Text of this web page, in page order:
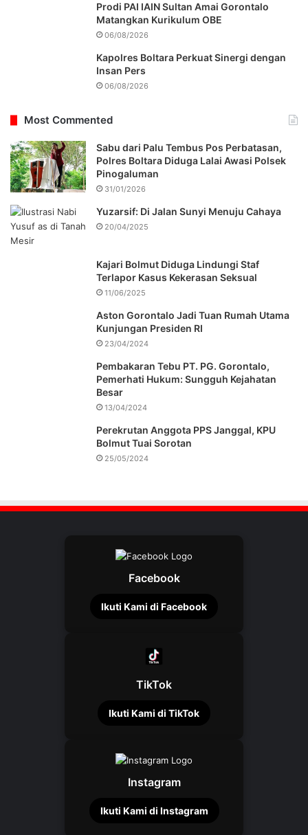
Prodi PAI IAIN Sultan Amai Gorontalo
Matangkan Kurikulum OBE
06/08/2026
Kapolres Boltara Perkuat Sinergi dengan
Insan Pers
06/08/2026
Most Commented
Sabu dari Palu Tembus Pos Perbatasan,
Polres Boltara Diduga Lalai Awasi Polsek
Pinogaluman
31/01/2026
Yuzarsif: Di Jalan Sunyi Menuju Cahaya
20/04/2025
Kajari Bolmut Diduga Lindungi Staf
Terlapor Kasus Kekerasan Seksual
11/06/2025
Aston Gorontalo Jadi Tuan Rumah Utama
Kunjungan Presiden RI
23/04/2024
Pembakaran Tebu PT. PG. Gorontalo,
Pemerhati Hukum: Sungguh Kejahatan
Besar
13/04/2024
Perekrutan Anggota PPS Janggal, KPU
Bolmut Tuai Sorotan
25/05/2024
Facebook
Ikuti Kami di Facebook
TikTok
Ikuti Kami di TikTok
Instagram
Ikuti Kami di Instagram